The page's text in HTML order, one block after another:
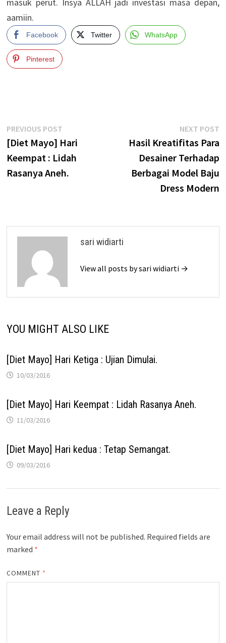
aamiin.
Facebook Twitter WhatsApp
Pinterest
Post
navigation
PREVIOUS POSTPrevious
post:
[Diet Mayo] Hari
Keempat : Lidah
Rasanya Aneh.
NEXT POST
Hasil Kreatifitas Para
Desainer Terhadap
Berbagai Model Baju
Dress Modern
sari widiarti
View all posts by sari widiarti →
YOU MIGHT ALSO LIKE
[Diet Mayo] Hari Ketiga : Ujian Dimulai.
10/03/2016
[Diet Mayo] Hari Keempat : Lidah Rasanya Aneh.
11/03/2016
[Diet Mayo] Hari kedua : Tetap Semangat.
09/03/2016
Leave a Reply
Your email address will not be published. Required fields are
marked *
COMMENT *